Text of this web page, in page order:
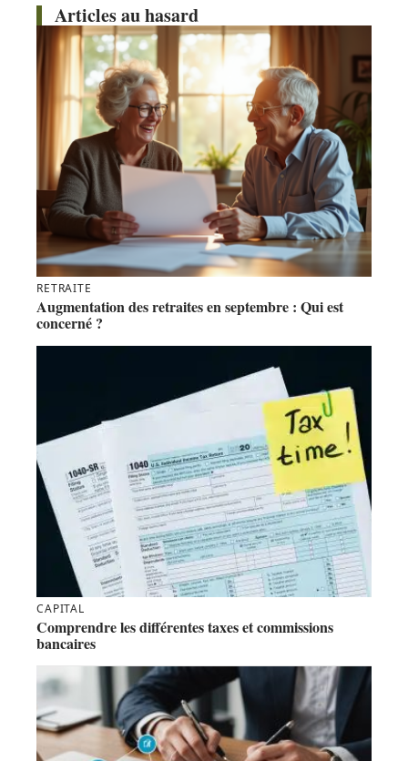
Articles au hasard
RETRAITE
Augmentation des retraites en septembre : Qui est
concerné ?
CAPITAL
Comprendre les différentes taxes et commissions
bancaires